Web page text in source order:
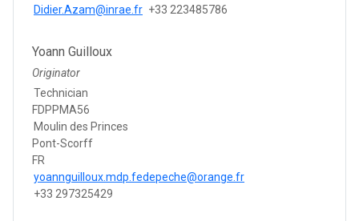
Didier.Azam@inrae.fr +33 223485786
Yoann Guilloux
Originator
Technician
FDPPMA56
Moulin des Princes
Pont-Scorff
FR
yoannguilloux.mdp.fedepeche@orange.fr
+33 297325429